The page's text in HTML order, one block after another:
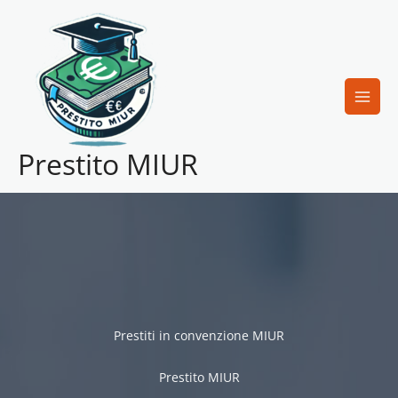
Prestito MIUR
Prestiti in convenzione MIUR
Prestito MIUR